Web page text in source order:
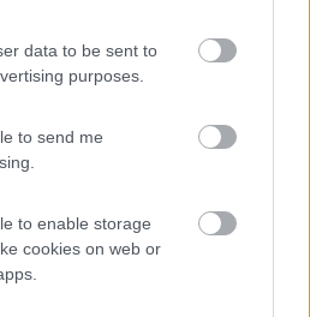
data to be sent to
purposes.
to send me
to enable storage
cookies on web or
camper ordinato da Gante nel
ecc.). Alla domanda, è stato
Miller Louisiana, poiché la
di altri 2 mesi
dal Sauerland
(Camper) dall'azienda che hai